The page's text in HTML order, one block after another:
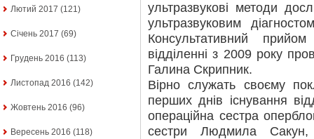
Лютий 2017 (121)
Січень 2017 (69)
Грудень 2016 (113)
Листопад 2016 (142)
Жовтень 2016 (96)
Вересень 2016 (118)
ультразвукові методи
ультразвуковим
Консультативний прийом
відділенні з 2009 року
Галина Скрипник.
Вірно служать своєму
перших днів існування
операційна сестра
сестри Людмила Сакун,